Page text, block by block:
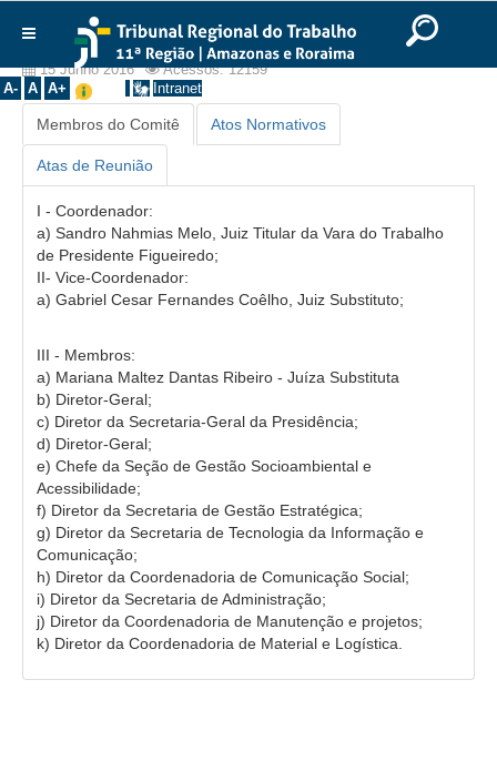
Ir para o rodapé
English
Português Español
A- A A+ Intranet
Institucional
Histórico
Corregedoria
Composição
Desembargadores
Seções Especializadas
Varas do Trabalho
Juízes Manaus
Juízes Roraima
Juízes Interior
Juízes Substitutos
Diretores
Comitês
Comitê Gestor Regional do PJe
Comitê de Sustentabilidade
15 Junho 2016 Acessos: 12159
Membros do Comitê Atos Normativos
Atas de Reunião
I - Coordenador:
a) Sandro Nahmias Melo, Juiz Titular da Vara do Trabalho
de Presidente Figueiredo;
II- Vice-Coordenador:
a) Gabriel Cesar Fernandes Coêlho, Juiz Substituto;
III - Membros:
a) Mariana Maltez Dantas Ribeiro - Juíza Substituta
b) Diretor-Geral;
c) Diretor da Secretaria-Geral da Presidência;
d) Diretor-Geral;
e) Chefe da Seção de Gestão Socioambiental e
Acessibilidade;
f) Diretor da Secretaria de Gestão Estratégica;
g) Diretor da Secretaria de Tecnologia da Informação e
Comunicação;
h) Diretor da Coordenadoria de Comunicação Social;
i) Diretor da Secretaria de Administração;
j) Diretor da Coordenadoria de Manutenção e projetos;
k) Diretor da Coordenadoria de Material e Logística.